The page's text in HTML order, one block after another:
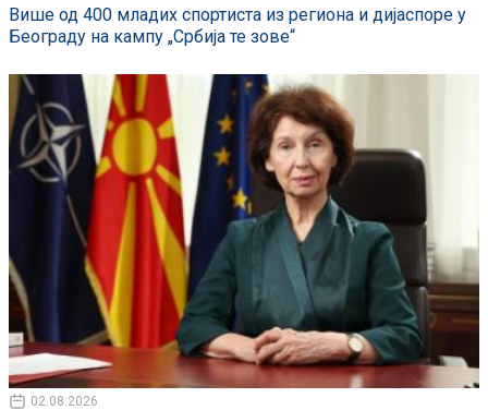
Више од 400 младих спортиста из региона и дијаспоре у
Београду на кампу „Србија те зове“
02.08.2026